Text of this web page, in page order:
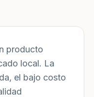
producto
local. La
el bajo costo